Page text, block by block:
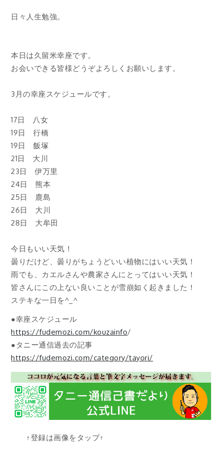
日々人生勉強。
本日は久留米幸座です。
お会いできる皆様どうぞよろしくお願いします。
3月の幸座スケジュールです。
17日 八女
19日 行橋
19日 飯塚
21日 大川
23日 伊万里
24日 熊本
25日 鹿島
26日 大川
28日 大牟田
今日もいい天気！
曇りだけど、曇りがちょうどいい植物にはいい天気！
雨でも、カエルさんや農家さんにとってはいい天気！
皆さんにこの上ない良いことが雪崩如く起きました！
ステキな一日を^_^
●幸座スケジュール
https://fudemozi.com/kouzainfo/
●タニー通信過去の記事
https://fudemozi.com/category/tayori/
↑登録は画像をタップ↑